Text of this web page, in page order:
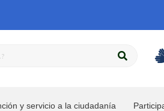
y servicio a la ciudadanía